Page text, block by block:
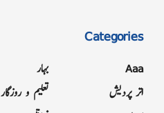
Categories
Aaa
اتر پردیش
بہار
تعلیم و روزگار